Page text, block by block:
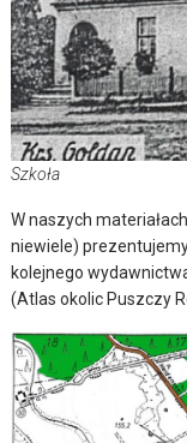
Szkoła
W naszych
niewiele)
kolejnego
(Atlas okolic Puszczy